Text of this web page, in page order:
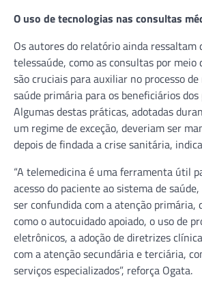
O uso de tecnologias nas consultas
Os autores do relatório ainda ressaltam
telessaúde, como as consultas por meio
são cruciais para auxiliar no processo
saúde primária para os beneficiários dos
Algumas destas práticas, adotadas
um regime de exceção, deveriam ser
depois de findada a crise sanitária,
“A telemedicina é uma ferramenta útil
acesso do paciente ao sistema de
ser confundida com a atenção primária,
como o autocuidado apoiado, o uso de
eletrônicos, a adoção de diretrizes
com a atenção secundária e terciária,
serviços especializados”, reforça Ogata.